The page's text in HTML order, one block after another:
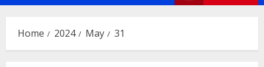
Home 2024 May 31